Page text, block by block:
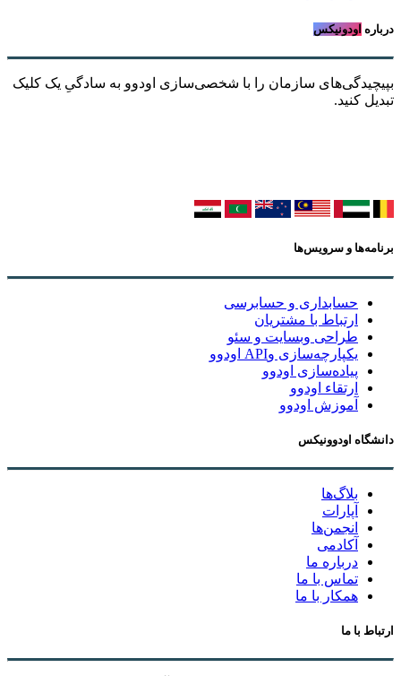
اودونیکس
سازمان را با شخصی‌سازی اودوو به سادگیِ یک کلیک
کنید.
و سرویس‌ها
حسابداری و حسابرسی
ارتباط با مشتریان
طراحی وبسایت و سئو
یکپارچه‌سازی وAPI اودوو
پیاده‌سازی اودوو
ارتقاء اودوو
آموزش اودوو
اودوونیکس
بلاگ‌ها
آپارات
انجمن‌ها
آکادمی
درباره ما
تماس با ما
همکار با ما
با ما